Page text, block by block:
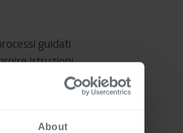
About
guidati
istruzioni
e che i flussi